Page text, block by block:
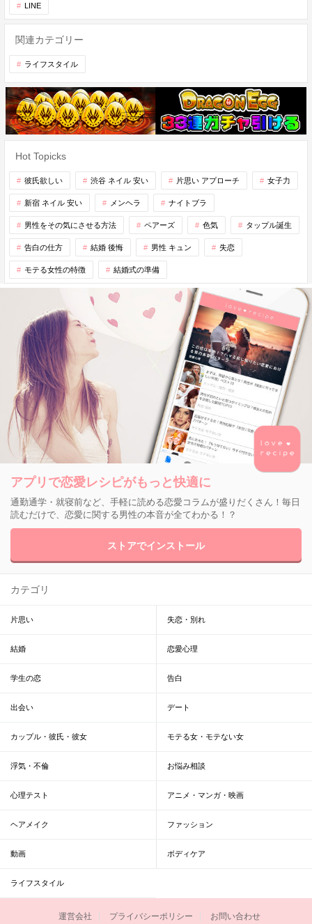
LINE
関連カテゴリー
ライフスタイル
Hot Topicks
彼氏欲しい 渋谷 ネイル 安い 片思い アプローチ 女子力
新宿 ネイル 安い メンヘラ ナイトブラ
男性をその気にさせる方法 ペアーズ 色気 タップル誕生
告白の仕方 結婚 後悔 男性 キュン 失恋
モテる女性の特徴 結婚式の準備
アプリで恋愛レシピがもっと快適に
通勤通学・就寝前など、手軽に読める恋愛コラムが盛りだくさん！毎日
読むだけで、恋愛に関する男性の本音が全てわかる！？
ストアでインストール
カテゴリ
片思い 失恋・別れ
結婚 恋愛心理
学生の恋 告白
出会い デート
カップル・彼氏・彼女 モテる女・モテない女
浮気・不倫 お悩み相談
心理テスト アニメ・マンガ・映画
ヘアメイク ファッション
動画 ボディケア
ライフスタイル
運営会社 プライバシーポリシー お問い合わせ